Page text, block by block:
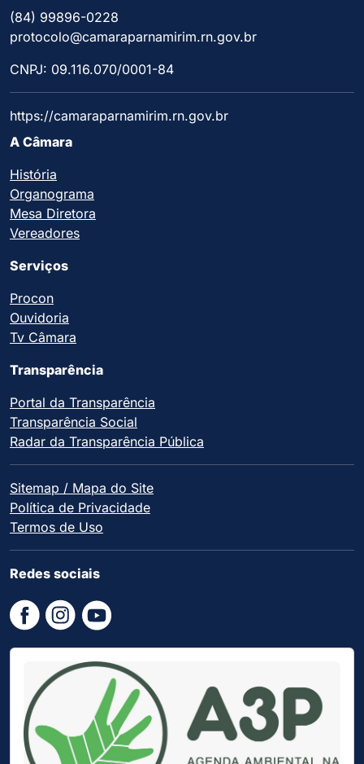
(84) 99896-0228
protocolo@camaraparnamirim.rn.gov.br
CNPJ: 09.116.070/0001-84
https://camaraparnamirim.rn.gov.br
A Câmara
História
Organograma
Mesa Diretora
Vereadores
Serviços
Procon
Ouvidoria
Tv Câmara
Transparência
Portal da Transparência
Transparência Social
Radar da Transparência Pública
Sitemap / Mapa do Site
Política de Privacidade
Termos de Uso
Redes sociais